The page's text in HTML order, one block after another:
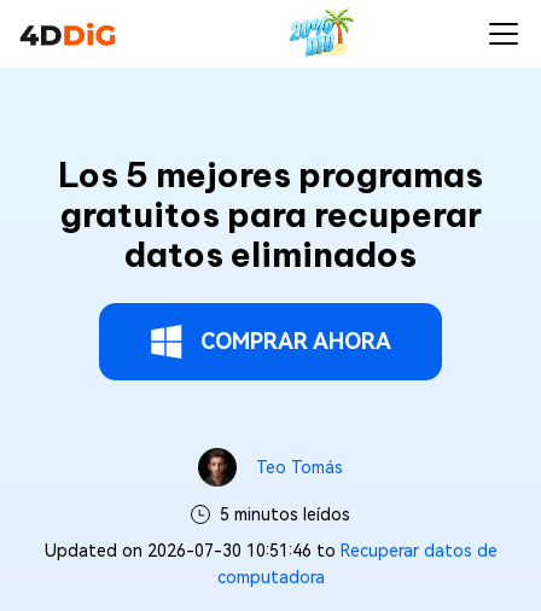
Los 5 mejores programas
gratuitos para recuperar
datos eliminados
COMPRAR AHORA
Teo Tomás
5 minutos leídos
Updated on 2026-07-30 10:51:46 to Recuperar datos de
computadora